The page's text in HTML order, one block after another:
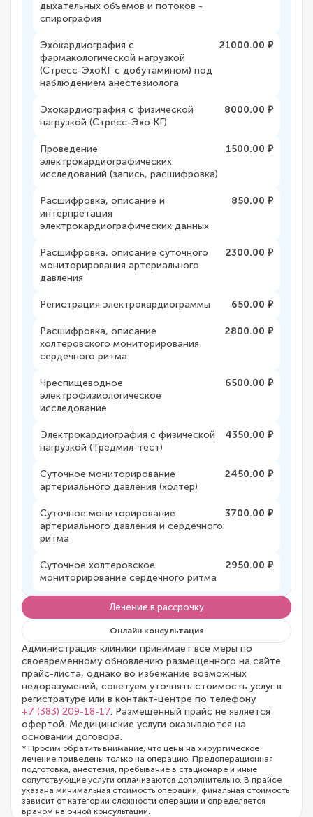
дыхательных объемов и потоков -
спирография
Эхокардиография с
фармакологической нагрузкой
(Стресс-ЭхоКГ с добутамином) под
наблюдением анестезиолога
21000.00 ₽
Эхокардиография с физической
нагрузкой (Стресс-Эхо КГ)
8000.00 ₽
Проведение
электрокардиографических
исследований (запись, расшифровка)
1500.00 ₽
Расшифровка, описание и
интерпретация
электрокардиографических данных
850.00 ₽
Расшифровка, описание суточного
мониторирования артериального
давления
2300.00 ₽
Регистрация электрокардиограммы 650.00 ₽
Расшифровка, описание
холтеровского мониторирования
сердечного ритма
2800.00 ₽
Чреспищеводное
электрофизиологическое
исследование
6500.00 ₽
Электрокардиография с физической
нагрузкой (Тредмил-тест)
4350.00 ₽
Суточное мониторирование
артериального давления (холтер)
2450.00 ₽
Суточное мониторирование
артериального давления и сердечного
ритма
3700.00 ₽
Суточное холтеровское
мониторирование сердечного ритма
2950.00 ₽
Лечение в рассрочку
Онлайн консультация
Администрация клиники принимает все меры по
своевременному обновлению размещенного на сайте
прайс-листа, однако во избежание возможных
недоразумений, советуем уточнять стоимость услуг в
регистратуре или в контакт-центре по телефону
+7 (383) 209-18-17. Размещенный прайс не является
офертой. Медицинские услуги оказываются на
основании договора.
* Просим обратить внимание, что цены на хирургическое
лечение приведены только на операцию. Предоперационная
подготовка, анестезия, пребывание в стационаре и иные
сопутствующие услуги оплачиваются дополнительно. В прайсе
указана минимальная стоимость операции, финальная стоимость
зависит от категории сложности операции и определяется
врачом на очной консультации.